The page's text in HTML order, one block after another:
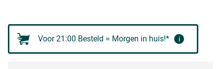
Voor 21:00 Besteld = Morgen in huis!* i